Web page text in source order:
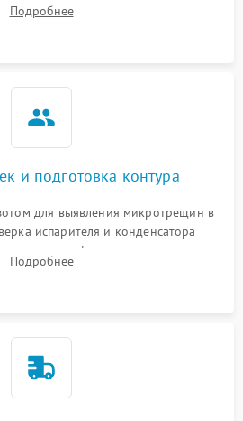
с электронного дисплея.
Подробнее
и подготовка контура
для выявления микротрещин в
испарителя и конденсатора
старого фильтра-осушителя и
трубки для устранения засоров.
Подробнее